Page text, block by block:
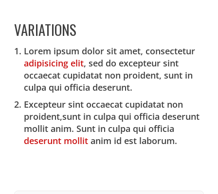
VARIATIONS
Lorem ipsum dolor sit amet, consectetur
adipisicing elit, sed do excepteur sint
occaecat cupidatat non proident, sunt in
culpa qui officia deserunt.
Excepteur sint occaecat cupidatat non
proident,sunt in culpa qui officia deserunt
mollit anim. Sunt in culpa qui officia
deserunt mollit anim id est laborum.